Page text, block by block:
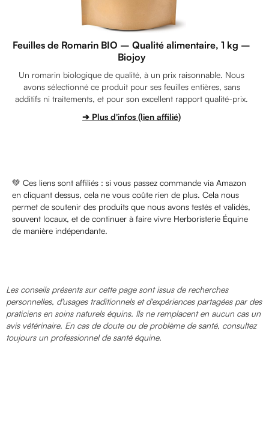
Les conseils présents sur cette page sont issus de recherches
personnelles, d'usages traditionnels et d'expériences partagées par des
praticiens en soins naturels équins. Ils ne remplacent en aucun cas un
avis vétérinaire. En cas de doute ou de problème de santé, consultez
toujours un professionnel de santé équine.
Feuilles de Romarin BIO – Qualité alimentaire, 1 kg –
Biojoy
Un romarin biologique de qualité, à un prix raisonnable. Nous
avons sélectionné ce produit pour ses feuilles entières, sans
additifs ni traitements, et pour son excellent rapport qualité-prix.
➔ Plus d'infos (lien affilié)
💚 Ces liens sont affiliés : si vous passez commande via Amazon
en cliquant dessus, cela ne vous coûte rien de plus. Cela nous
permet de soutenir des produits que nous avons testés et validés,
souvent locaux, et de continuer à faire vivre Herboristerie Équine
de manière indépendante.